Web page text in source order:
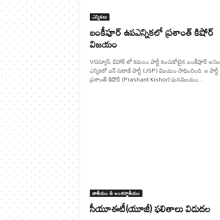
ఎన్నికలు
బంకీపూర్ ఉపఎన్నికలో ప్రశాంత్ కిషోర్
విజయం
VGన్యూస్: బిహార్ లో కమలం పార్టీ కంచుకోటైన బంకీపూర్
ఎన్నికలో జన్ సురాజ్ పార్టీ (JSP) విజయం సాధించింది. ఆ
ప్రశాంత్ కిషోర్ (Prashant Kishor) ఘనవిజయం...
జాతీయం & అంతర్జాతీయం
సీయూఈటీ(యూజీ) ఫలితాలు విడుదల